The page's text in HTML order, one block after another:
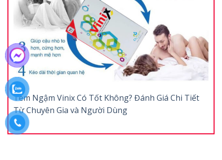
Tem Ngậm Vinix Có Tốt Không? Đánh Giá Chi Tiết
Từ Chuyên Gia và Người Dùng